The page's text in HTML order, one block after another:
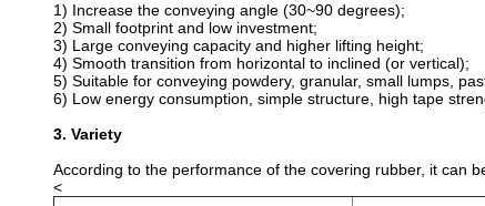
1) Increase the conveying angle (30~90 degrees);
2) Small footprint and low investment;
3) Large conveying capacity and higher lifting height;
4) Smooth transition from horizontal to inclined (or vertical);
5) Suitable for conveying powdery, granular, small lumps,
6) Low energy consumption, simple structure, high tape
3. Variety
According to the performance of the covering rubber, it can
<